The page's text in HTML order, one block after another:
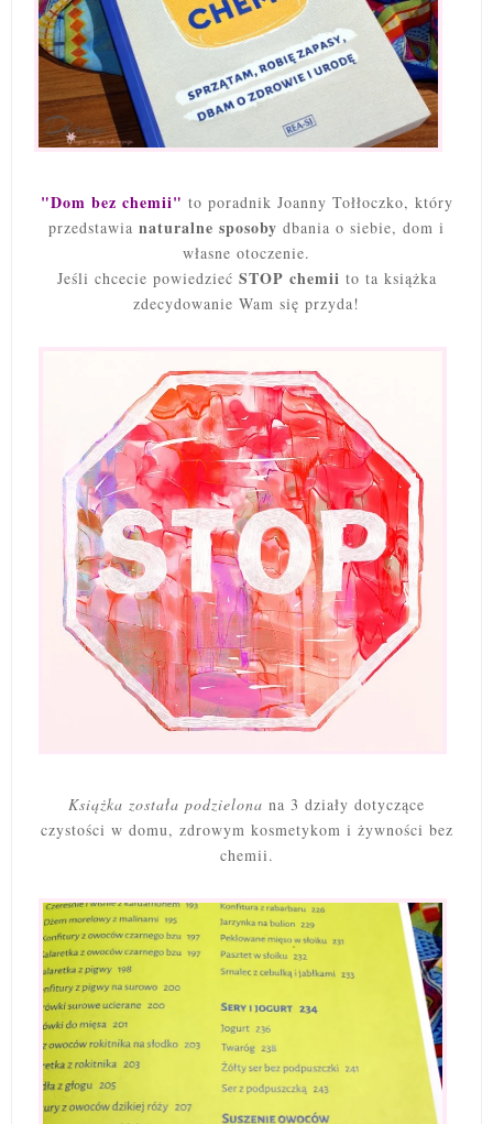
"Dom bez chemii" to poradnik Joanny Tołłoczko, który
przedstawia naturalne sposoby dbania o siebie, dom i
własne otoczenie.
Jeśli chcecie powiedzieć STOP chemii to ta książka
zdecydowanie Wam się przyda!
Książka została podzielona na 3 działy dotyczące
czystości w domu, zdrowym kosmetykom i żywności bez
chemii.